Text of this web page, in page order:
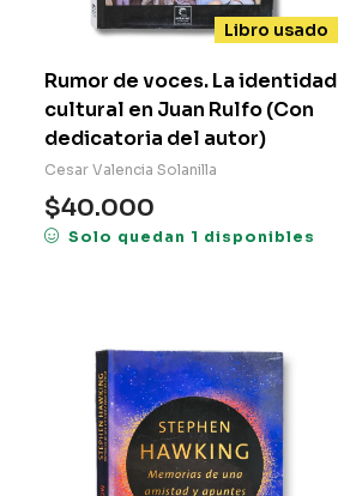
Libro usado
Rumor de voces. La identidad
cultural en Juan Rulfo (Con
dedicatoria del autor)
Cesar Valencia Solanilla
$40.000
Solo quedan 1 disponibles